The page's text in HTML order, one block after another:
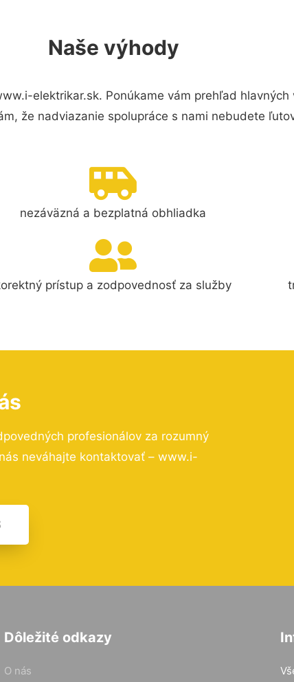
Naše výhody
elektrikar.sk. Ponúkame vám prehľad
že nadviazanie spolupráce s nami nebudete
nezáväzná a bezplatná obhliadka
prístup a zodpovednosť za služby
profesionálov za rozumný
neváhajte kontaktovať – www.i-
Dôležité odkazy
O nás